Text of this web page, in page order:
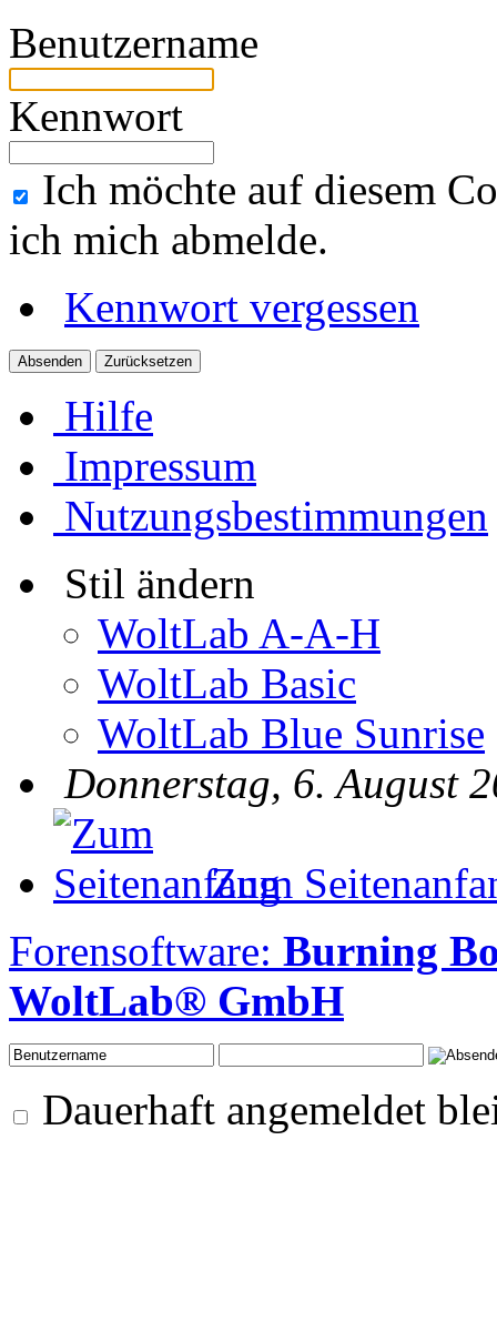
Benutzername
Kennwort
Ich möchte auf diesem
ich mich abmelde.
Kennwort vergessen
Hilfe
Impressum
Nutzungsbestimmungen
Stil ändern
WoltLab A-A-H
WoltLab Basic
WoltLab Blue Sunrise
Donnerstag, 6. August
Zum
Forensoftware: Burning
WoltLab® GmbH
Dauerhaft angemeldet